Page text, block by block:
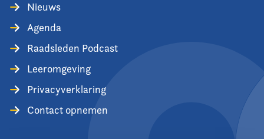
Nieuws
Agenda
Raadsleden Podcast
Leeromgeving
Privacyverklaring
Contact opnemen